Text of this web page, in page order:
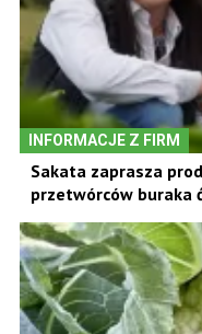
INFORMACJE Z FIRM
Sakata zaprasza
przetwórców buraka